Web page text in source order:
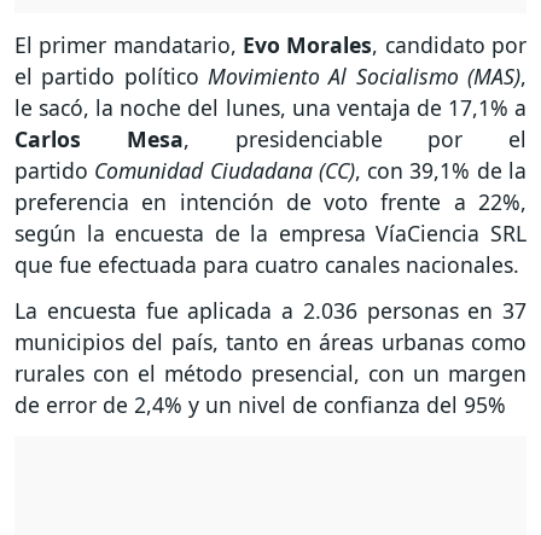
El primer mandatario, Evo Morales, candidato por
el partido político Movimiento Al Socialismo (MAS),
le sacó, la noche del lunes, una ventaja de 17,1% a
Carlos Mesa, presidenciable por el
partido Comunidad Ciudadana (CC), con 39,1% de la
preferencia en intención de voto frente a 22%,
según la encuesta de la empresa VíaCiencia SRL
que fue efectuada para cuatro canales nacionales.
La encuesta fue aplicada a 2.036 personas en 37
municipios del país, tanto en áreas urbanas como
rurales con el método presencial, con un margen
de error de 2,4% y un nivel de confianza del 95%